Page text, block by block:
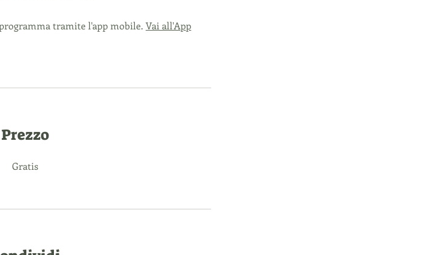
tramite l'app mobile. Vai all'App
Prezzo
Gratis